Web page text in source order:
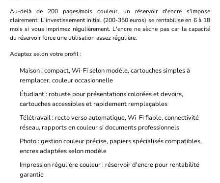
Au-delà de 200 pages/mois couleur, un réservoir d'encre s'impose
clairement. L'investissement initial (200-350 euros) se rentabilise en 6 à 18
mois si vous imprimez régulièrement. L'encre ne sèche pas car la capacité
du réservoir force une utilisation assez régulière.
Adaptez selon votre profil :
Maison: compact, Wi-Fi selon modèle, cartouches simples à
remplacer, couleur occasionnelle
Étudiant: robuste pour présentations colorées et devoirs,
cartouches accessibles et rapidement remplaçables
Télétravail: recto verso automatique, Wi-Fi fiable, connectivité
réseau, rapports en couleur si documents professionnels
Photo: gestion couleur précise, papiers spécialisés compatibles,
encres adaptées selon modèle
Impression régulière couleur: réservoir d'encre pour rentabilité
garantie